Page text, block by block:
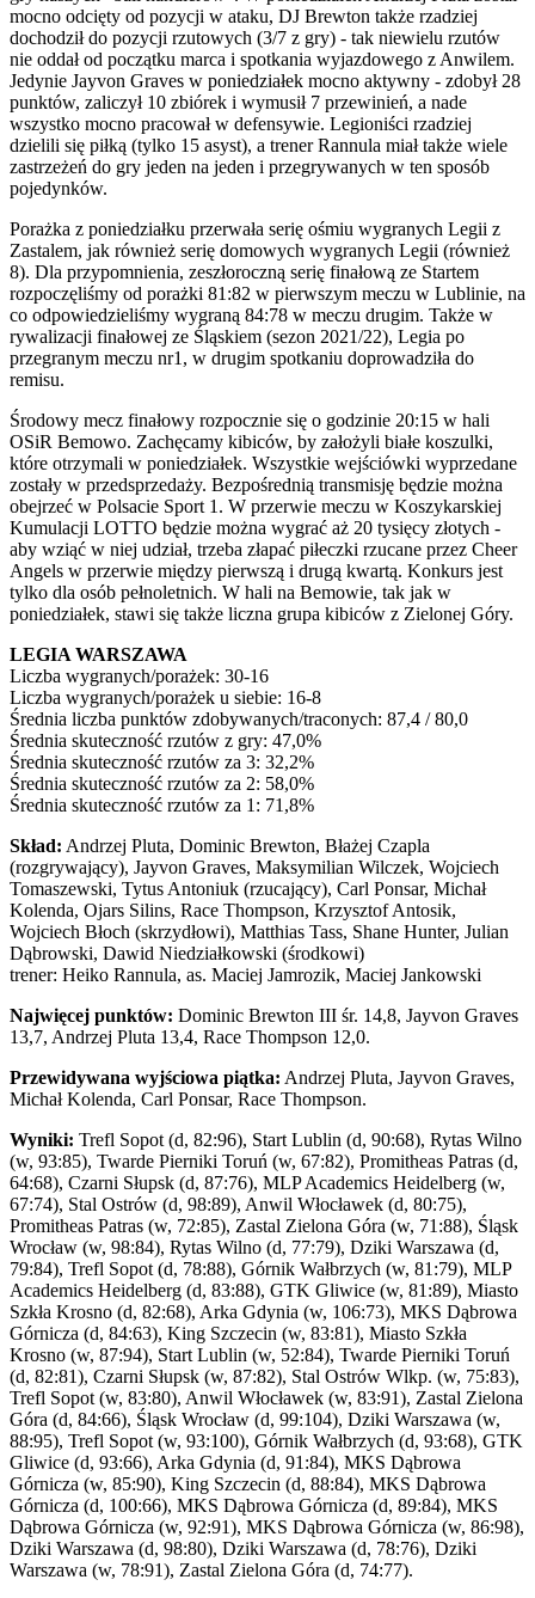
mocno odcięty od pozycji w ataku, DJ Brewton także rzadziej
dochodził do pozycji rzutowych (3/7 z gry) - tak niewielu rzutów
nie oddał od początku marca i spotkania wyjazdowego z Anwilem.
Jedynie Jayvon Graves w poniedziałek mocno aktywny - zdobył 28
punktów, zaliczył 10 zbiórek i wymusił 7 przewinień, a nade
wszystko mocno pracował w defensywie. Legioniści rzadziej
dzielili się piłką (tylko 15 asyst), a trener Rannula miał także wiele
zastrzeżeń do gry jeden na jeden i przegrywanych w ten sposób
pojedynków.
Porażka z poniedziałku przerwała serię ośmiu wygranych Legii z
Zastalem, jak również serię domowych wygranych Legii (również
8). Dla przypomnienia, zeszłoroczną serię finałową ze Startem
rozpoczęliśmy od porażki 81:82 w pierwszym meczu w Lublinie, na
co odpowiedzieliśmy wygraną 84:78 w meczu drugim. Także w
rywalizacji finałowej ze Śląskiem (sezon 2021/22), Legia po
przegranym meczu nr1, w drugim spotkaniu doprowadziła do
remisu.
Środowy mecz finałowy rozpocznie się o godzinie 20:15 w hali
OSiR Bemowo. Zachęcamy kibiców, by założyli białe koszulki,
które otrzymali w poniedziałek. Wszystkie wejściówki wyprzedane
zostały w przedsprzedaży. Bezpośrednią transmisję będzie można
obejrzeć w Polsacie Sport 1. W przerwie meczu w Koszykarskiej
Kumulacji LOTTO będzie można wygrać aż 20 tysięcy złotych -
aby wziąć w niej udział, trzeba złapać piłeczki rzucane przez Cheer
Angels w przerwie między pierwszą i drugą kwartą. Konkurs jest
tylko dla osób pełnoletnich. W hali na Bemowie, tak jak w
poniedziałek, stawi się także liczna grupa kibiców z Zielonej Góry.
LEGIA WARSZAWA
Liczba wygranych/porażek: 30-16
Liczba wygranych/porażek u siebie: 16-8
Średnia liczba punktów zdobywanych/traconych: 87,4 / 80,0
Średnia skuteczność rzutów z gry: 47,0%
Średnia skuteczność rzutów za 3: 32,2%
Średnia skuteczność rzutów za 2: 58,0%
Średnia skuteczność rzutów za 1: 71,8%
Skład: Andrzej Pluta, Dominic Brewton, Błażej Czapla
(rozgrywający), Jayvon Graves, Maksymilian Wilczek, Wojciech
Tomaszewski, Tytus Antoniuk (rzucający), Carl Ponsar, Michał
Kolenda, Ojars Silins, Race Thompson, Krzysztof Antosik,
Wojciech Błoch (skrzydłowi), Matthias Tass, Shane Hunter, Julian
Dąbrowski, Dawid Niedziałkowski (środkowi)
trener: Heiko Rannula, as. Maciej Jamrozik, Maciej Jankowski
Najwięcej punktów: Dominic Brewton III śr. 14,8, Jayvon Graves
13,7, Andrzej Pluta 13,4, Race Thompson 12,0.
Przewidywana wyjściowa piątka: Andrzej Pluta, Jayvon Graves,
Michał Kolenda, Carl Ponsar, Race Thompson.
Wyniki: Trefl Sopot (d, 82:96), Start Lublin (d, 90:68), Rytas Wilno
(w, 93:85), Twarde Pierniki Toruń (w, 67:82), Promitheas Patras (d,
64:68), Czarni Słupsk (d, 87:76), MLP Academics Heidelberg (w,
67:74), Stal Ostrów (d, 98:89), Anwil Włocławek (d, 80:75),
Promitheas Patras (w, 72:85), Zastal Zielona Góra (w, 71:88), Śląsk
Wrocław (w, 98:84), Rytas Wilno (d, 77:79), Dziki Warszawa (d,
79:84), Trefl Sopot (d, 78:88), Górnik Wałbrzych (w, 81:79), MLP
Academics Heidelberg (d, 83:88), GTK Gliwice (w, 81:89), Miasto
Szkła Krosno (d, 82:68), Arka Gdynia (w, 106:73), MKS Dąbrowa
Górnicza (d, 84:63), King Szczecin (w, 83:81), Miasto Szkła
Krosno (w, 87:94), Start Lublin (w, 52:84), Twarde Pierniki Toruń
(d, 82:81), Czarni Słupsk (w, 87:82), Stal Ostrów Wlkp. (w, 75:83),
Trefl Sopot (w, 83:80), Anwil Włocławek (w, 83:91), Zastal Zielona
Góra (d, 84:66), Śląsk Wrocław (d, 99:104), Dziki Warszawa (w,
88:95), Trefl Sopot (w, 93:100), Górnik Wałbrzych (d, 93:68), GTK
Gliwice (d, 93:66), Arka Gdynia (d, 91:84), MKS Dąbrowa
Górnicza (w, 85:90), King Szczecin (d, 88:84), MKS Dąbrowa
Górnicza (d, 100:66), MKS Dąbrowa Górnicza (d, 89:84), MKS
Dąbrowa Górnicza (w, 92:91), MKS Dąbrowa Górnicza (w, 86:98),
Dziki Warszawa (d, 98:80), Dziki Warszawa (d, 78:76), Dziki
Warszawa (w, 78:91), Zastal Zielona Góra (d, 74:77).